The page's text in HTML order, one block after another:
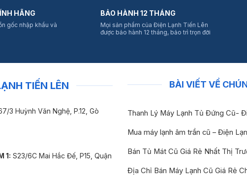
HÃNG
gốc nhập khẩu và
BẢO HÀNH 12 THÁNG
Mọi sản phẩm của Điện Lạnh Tiến Lên
được bảo hành 12 tháng, bảo trì trọn đời
TIẾN LÊN
3 Huỳnh Văn Nghệ, P.12, Gò
1: S23/6C Mai Hắc Đế, P15, Quận
BÀI VIẾT VỀ
Thanh Lý Máy Lạnh Tủ Đứng Cũ-
Mua máy lạnh âm trần cũ – Điện
Bán Tủ Mát Cũ Giá Rẻ Nhất Thị
Địa Chỉ Bán Máy Lạnh Cũ Giá Rẻ